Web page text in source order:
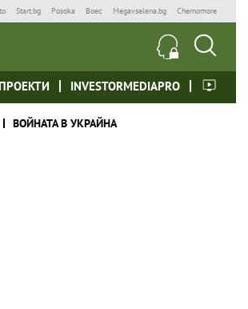
Start.bg Posoka Boec Megavselena.bg Chernomore
INVESTORMEDIAPRO
ВОЙНАТА В УКРАЙНА